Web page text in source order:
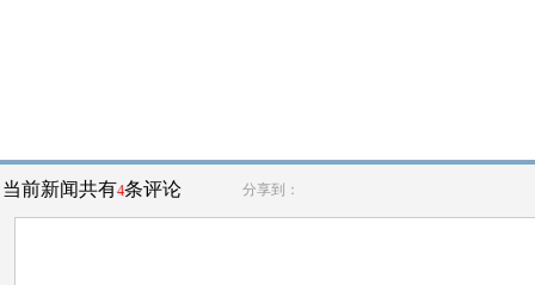
当前新闻共有4条评论 分享到：